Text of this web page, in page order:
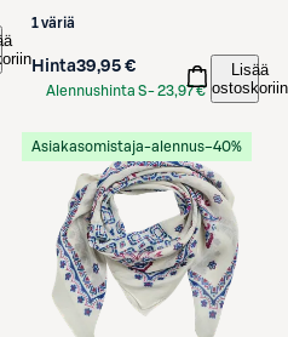
1 väriä
Hinta39,95 €
Alennushinta S-23,97 €
Lisää
ostoskoriin
Asiakasomistaja-alennus−40%